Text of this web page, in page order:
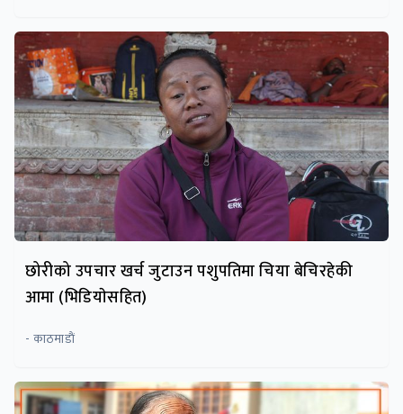
छोरीको उपचार खर्च जुटाउन पशुपतिमा चिया बेचिरहेकी
आमा (भिडियाेसहित)
- काठमाडाैं